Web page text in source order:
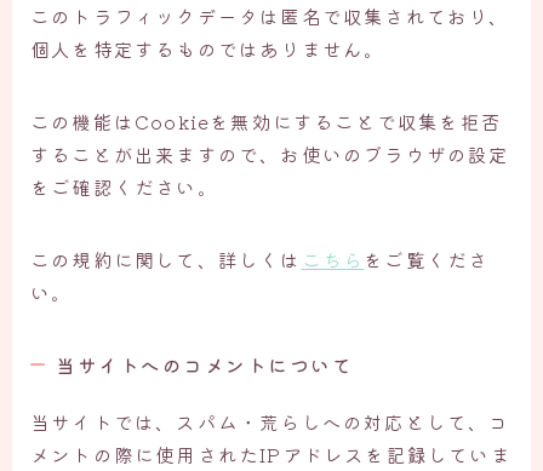
このトラフィックデータは匿名で収集されており、
個人を特定するものではありません。
この機能はCookieを無効にすることで収集を拒否
することが出来ますので、お使いのブラウザの設定
をご確認ください。
この規約に関して、詳しくは こちら をご覧くださ
い。
当サイトへのコメントについて
当サイトでは、スパム・荒らしへの対応として、コ
メントの際に使用されたIPアドレスを記録していま